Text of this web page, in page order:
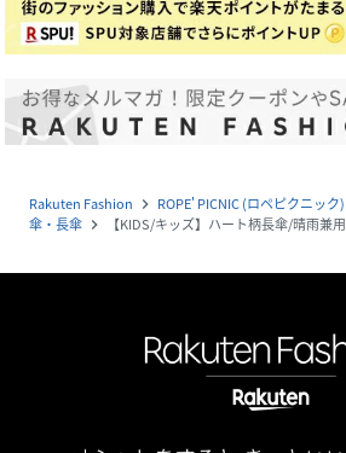
Rakuten Fashion navigate_next ROPE' PICNIC (ロペピクニック)
傘・長傘 navigate_next 【KIDS/キッズ】ハート柄長傘/晴雨兼用